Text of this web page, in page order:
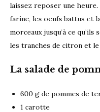
laissez reposer une heure.
farine, les oeufs battus et
morceaux jusqu’à ce
les tranches de citron et
La salade de
600 g de pommes de
1 carotte